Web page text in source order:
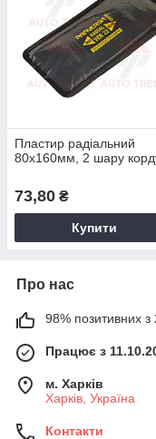
Пластир радiальний
80х160мм, 2 шару
73,80 ₴
Купити
Про нас
98% позитивних з
Працює з
м. Харків
Харків, Україна
Контакти